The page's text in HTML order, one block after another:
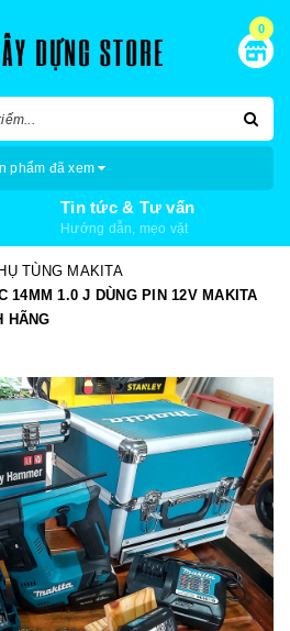
0
phẩm đã xem
Tin tức & Tư vấn
Hướng dẫn, mẹo vặt
TÙNG MAKITA
14MM 1.0 J DÙNG PIN 12V MAKITA
HÃNG